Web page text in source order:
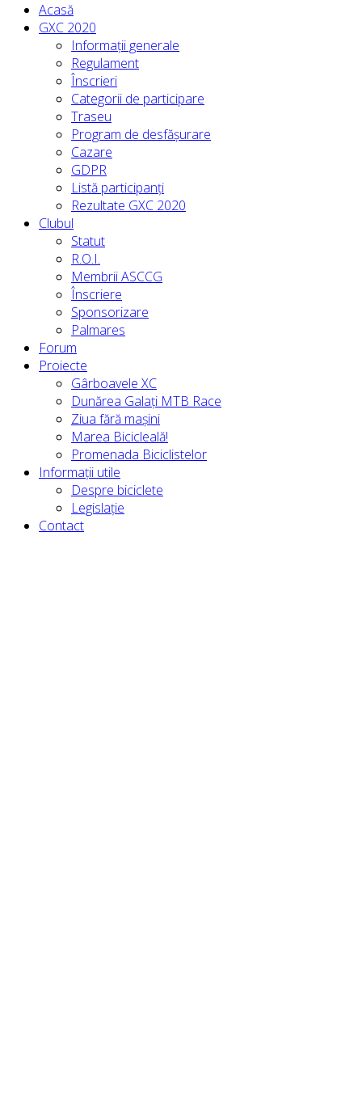
Acasă
GXC 2020
Informații generale
Regulament
Înscrieri
Categorii de participare
Traseu
Program de desfășurare
Cazare
GDPR
Listă participanți
Rezultate GXC 2020
Clubul
Statut
R.O.I.
Membrii ASCCG
Înscriere
Sponsorizare
Palmares
Forum
Proiecte
Gârboavele XC
Dunărea Galați MTB Race
Ziua fără mașini
Marea Bicicleală!
Promenada Biciclistelor
Informații utile
Despre biciclete
Legislație
Contact